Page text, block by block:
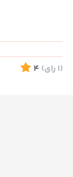
(1 رای)
4